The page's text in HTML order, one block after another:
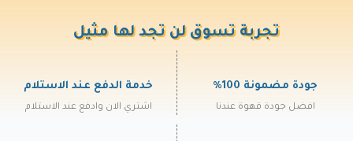
تجربة تسوق لن تجد لها مثيل
جودة مضمونة 100%
افضل جودة قهوة عندنا
خدمة الدفع عند الاستلام
اشتري الان وادفع عند الاستلام